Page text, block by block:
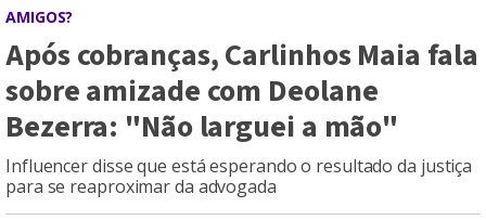
AMIGOS?
Após cobranças, Carlinhos Maia fala
sobre amizade com Deolane
Bezerra: "Não larguei a mão"
Influencer disse que está esperando o resultado da justiça
para se reaproximar da advogada